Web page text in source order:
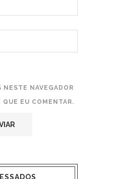
NESTE NAVEGADOR
QUE EU COMENTAR.